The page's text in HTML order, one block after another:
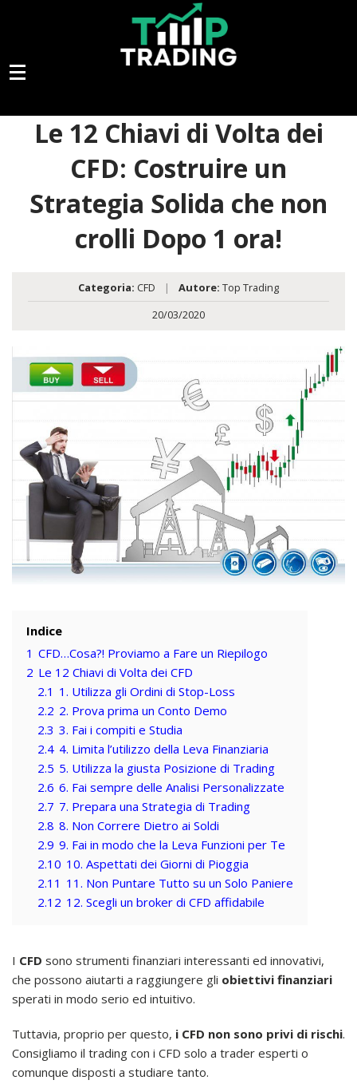
Le 12 Chiavi di Volta dei
CFD: Costruire un
Strategia Solida che non
crolli Dopo 1 ora!
Categoria: CFD | Autore: Top Trading
20/03/2020
Indice
1 CFD…Cosa?! Proviamo a Fare un Riepilogo
2 Le 12 Chiavi di Volta dei CFD
2.1 1. Utilizza gli Ordini di Stop-Loss
2.2 2. Prova prima un Conto Demo
2.3 3. Fai i compiti e Studia
2.4 4. Limita l’utilizzo della Leva Finanziaria
2.5 5. Utilizza la giusta Posizione di Trading
2.6 6. Fai sempre delle Analisi Personalizzate
2.7 7. Prepara una Strategia di Trading
2.8 8. Non Correre Dietro ai Soldi
2.9 9. Fai in modo che la Leva Funzioni per Te
2.10 10. Aspettati dei Giorni di Pioggia
2.11 11. Non Puntare Tutto su un Solo Paniere
2.12 12. Scegli un broker di CFD affidabile
I CFD sono strumenti finanziari interessanti ed innovativi,
che possono aiutarti a raggiungere gli obiettivi finanziari
sperati in modo serio ed intuitivo.
Tuttavia, proprio per questo, i CFD non sono privi di rischi.
Consigliamo il trading con i CFD solo a trader esperti o
comunque disposti a studiare tanto.